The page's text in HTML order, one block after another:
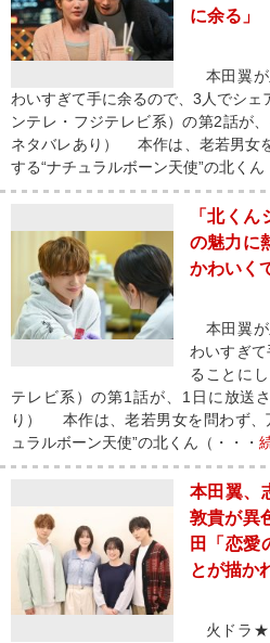
に余る」
本田翼が
わいすぎて手に余るので、3人でシェ
ンテレ・フジテレビ系）の第2話が
ネタバレあり） 本作は、老若男女
する“ナチュラルボーン天使”の北くん
「北く
の魅力に
かわいく
本田翼が
わいすぎ
ることに
テレビ系）の第1話が、1日に放送
り） 本作は、老若男女を問わず、
ュラルボーン天使”の北くん（・・・
本田翼、
敦貴が異
田「恋愛
とが描か
火ドラ★